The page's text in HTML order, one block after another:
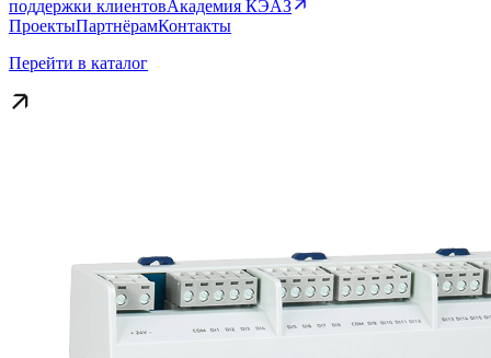
поддержки клиентовАкадемия КЭАЗ
ПроектыПартнёрамКонтакты
Перейти в каталог